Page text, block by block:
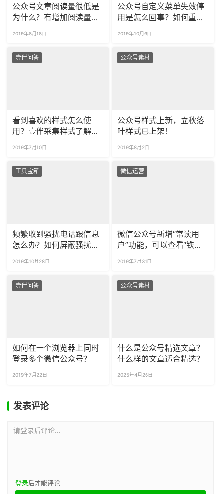
公众号文章阅读量很低是
为什么？有增加阅读量的
2019年8月18日
公众号自定义菜单失效停
用是怎么回事？如何重新
2019年10月6日
壹伴问答
看到喜欢的样式怎么使
用？壹伴采集样式了解一
2019年7月10日
公众号素材
公众号样式上新，立秋落
叶样式已上架！
2019年8月2日
工具宝箱
频繁收到骚扰电话跟信息
怎么办？如何屏蔽骚扰电
2019年10月28日
微信运营
微信公众号新增“常读用
户”功能，可以查看“铁粉”
2019年7月31日
壹伴问答
如何在一个浏览器上同时
登录多个微信公众号？
2019年7月22日
公众号素材
什么是公众号精选文章？
什么样的文章适合精选？
2025年4月26日
发表评论
请登录后评论...
登录后才能评论